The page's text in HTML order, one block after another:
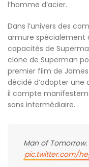
l’homme d’acier.
Dans l’univers des
armure spécialement
capacités de
clone de Superman
premier film de
décidé d’adopter
il compte
sans intermédiaire.
Man of
pic.twitter.com/